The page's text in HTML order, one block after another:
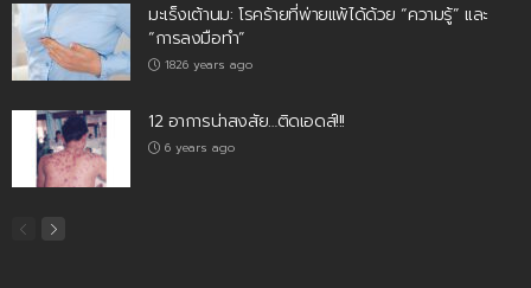
มะเร็งเต้านม: โรคร้ายที่พ่ายแพ้ได้ด้วย “ความรู้” และ
“การลงมือทำ”
1826 years ago
12 อาการน่าสงสัย…ติดเอดส์!!!
6 years ago